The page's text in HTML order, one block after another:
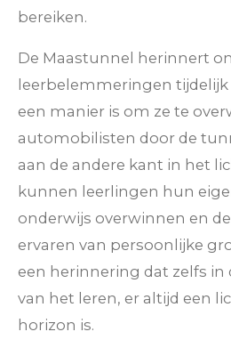
bereiken.
De Maastunnel herinnert
leerbelemmeringen tijdelijk
een manier is om ze te
automobilisten door de
aan de andere kant in het
kunnen leerlingen hun
onderwijs overwinnen en
ervaren van persoonlijke
een herinnering dat zelfs in
van het leren, er altijd een
horizon is.